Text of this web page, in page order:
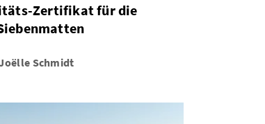
Zertifikat für die
Schmidt